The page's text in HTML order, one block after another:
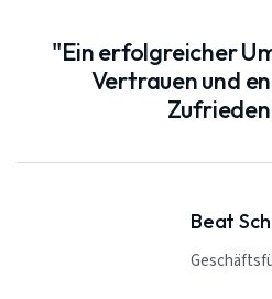
"Ein erfolgreicher
Vertrauen und
Beat